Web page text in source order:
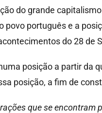
do grande
povo português e a
do 28 de
posição a partir da
posição, a fim de
que se encontram